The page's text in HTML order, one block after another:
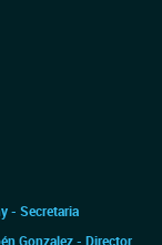
- Secretaria
Gonzalez - Director